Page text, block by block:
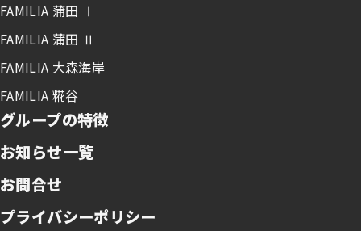
FAMILIA 蒲田 Ⅰ
FAMILIA 蒲田 Ⅱ
FAMILIA 大森海岸
FAMILIA 糀谷
グループの特徴
お知らせ一覧
お問合せ
プライバシーポリシー